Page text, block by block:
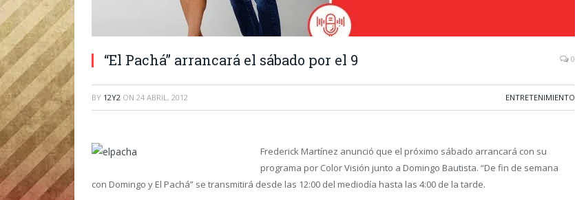
“El Pachá” arrancará el sábado por el 9 0
BY 12Y2 ON 24 ABRIL, 2012 ENTRETENIMIENTO
Frederick Martínez anunció que el próximo sábado arrancará con su
programa por Color Visión junto a Domingo Bautista. “De fin de semana
con Domingo y El Pachá” se transmitirá desde las 12:00 del mediodía hasta las 4:00 de la tarde.